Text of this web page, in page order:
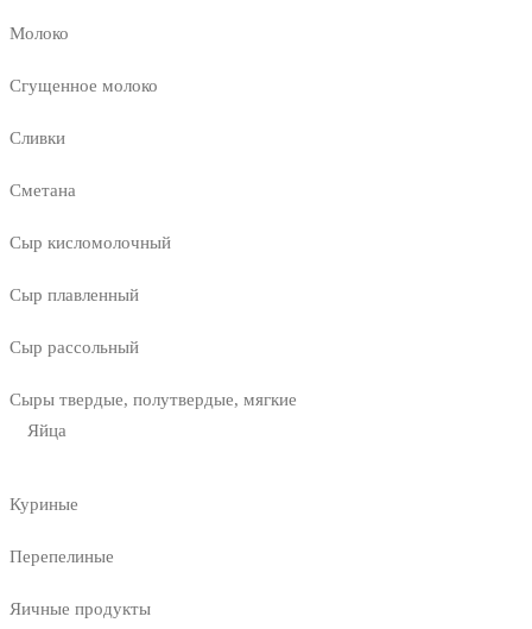
Молоко
Сгущенное молоко
Сливки
Сметана
Сыр кисломолочный
Сыр плавленный
Сыр рассольный
Сыры твердые, полутвердые, мягкие
Яйца
Куриные
Перепелиные
Яичные продукты